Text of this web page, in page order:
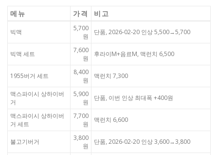
메뉴 가격 비고
빅맥
5,700
원
단품, 2026-02-20 인상 5,500→5,700
빅맥 세트
7,600
원
후라이M+음료M, 맥런치 6,500
1955버거 세트
8,400
원
맥런치 7,300
맥스파이시 상하이버
거
5,900
원
단품, 이번 인상 최대폭 +400원
맥스파이시 상하이버
거 세트
7,700
원
맥런치 6,600
불고기버거
3,800
원
단품, 2026-02-20 인상 3,600→3,800